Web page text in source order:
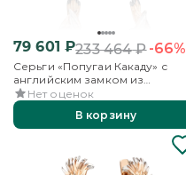
79 601 ₽233 464₽-66%
Серьги «Попугаи Какаду» с
английским замком из
красного золота с топазом
Нет оценок
В корзину